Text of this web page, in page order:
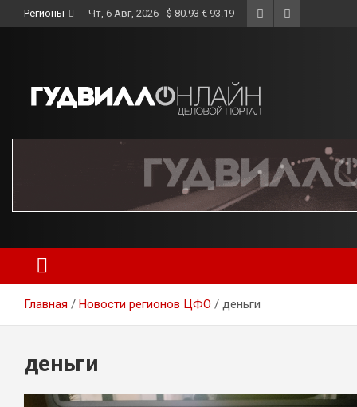
to
Регионы Чт, 6 Авг, 2026 $ 80.93 € 93.19
Главная Новости регионов ЦФО деньги
деньги